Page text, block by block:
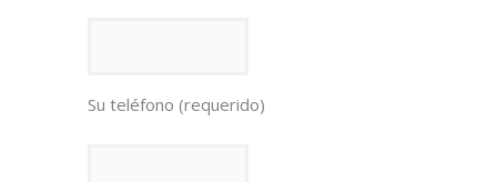
Su teléfono (requerido)